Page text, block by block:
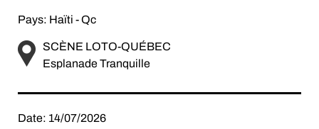
Pays: Haïti - Qc
SCÈNE LOTO-QUÉBEC
Esplanade Tranquille
Date: 14/07/2026